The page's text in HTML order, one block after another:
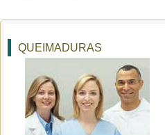
QUEIMADURAS